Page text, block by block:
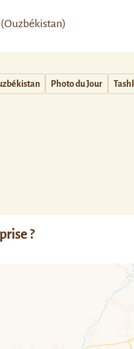
Photo du Jour
?